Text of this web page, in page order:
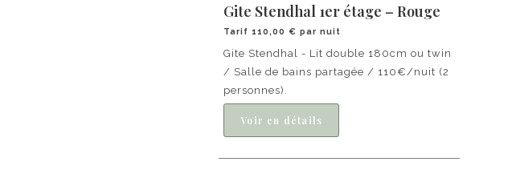
Gite Stendhal 1er étage – Rouge
Tarif 110,00 € par nuit
Gite Stendhal - Lit double 180cm ou twin
/ Salle de bains partagée / 110€/nuit (2
personnes).